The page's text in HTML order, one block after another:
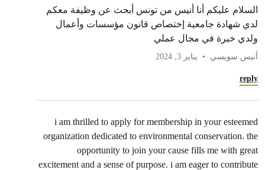
السلام عليكم أنا أنيس من تونس أبحث عن وظيفة معكم
لدي شهادة جامعية إختصاص قانون مؤسسات وأعمال
ولدي خبرة في مجال عملي
أنيس سويسي يناير 3, 2024
reply
i am thrilled to apply for membership in your esteemed
organization dedicated to environmental conservation. the
opportunity to join your cause fills me with great
excitement and a sense of purpose. i am eager to contribute